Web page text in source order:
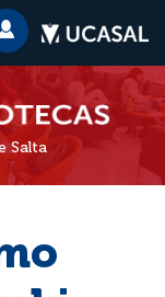
Salta